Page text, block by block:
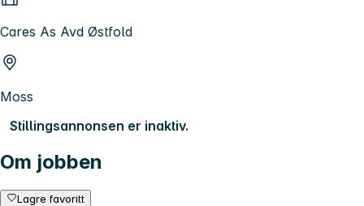
Cares As Avd Østfold
Moss
Stillingsannonsen er inaktiv.
Om jobben
Lagre favoritt